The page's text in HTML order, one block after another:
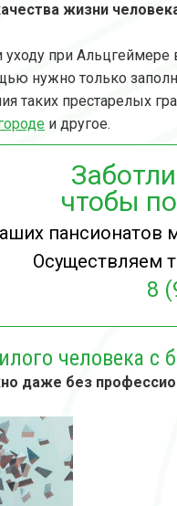
жизни
уходу при
нужно только
таких престарелых
и другое.
чтобы
пансионатов
Осуществляем
8
человека с
даже без